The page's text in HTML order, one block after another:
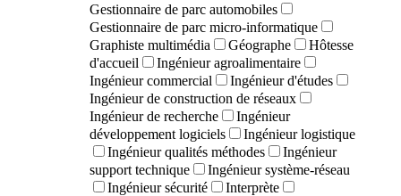
Gestionnaire de parc automobiles
Gestionnaire de parc micro-informatique
Graphiste multimédia
Géographe
Hôtesse
d'accueil
Ingénieur agroalimentaire
Ingénieur commercial
Ingénieur d'études
Ingénieur de construction de réseaux
Ingénieur de recherche
Ingénieur
développement logiciels
Ingénieur logistique
Ingénieur qualités méthodes
Ingénieur
support technique
Ingénieur système-réseau
Ingénieur sécurité
Interprète